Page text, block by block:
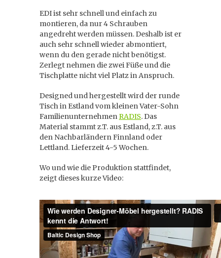
EDI ist sehr schnell und einfach zu
montieren, da nur 4 Schrauben
angedreht werden müssen. Deshalb ist er
auch sehr schnell wieder abmontiert,
wenn du den gerade nicht benötigst.
Zerlegt nehmen die zwei Füße und die
Tischplatte nicht viel Platz in Anspruch.
Designed und hergestellt wird der runde
Tisch in Estland vom kleinen Vater-Sohn
FamilienunternehmenRADIS. Das
Material stammt z.T. aus Estland, z.T. aus
den Nachbarländern Finnland oder
Lettland. Lieferzeit 4-5 Wochen.
Wo und wie die Produktion stattfindet,
zeigt dieses kurze Video: